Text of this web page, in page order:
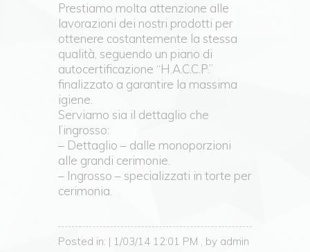
Prestiamo molta attenzione alle
lavorazioni dei nostri prodotti per
ottenere costantemente la stessa
qualità, seguendo un piano di
autocertificazione “H.A.C.C.P.”
finalizzato a garantire la massima
igiene.
Serviamo sia il dettaglio che
l’ingrosso:
– Dettaglio – dalle monoporzioni
alle grandi cerimonie.
– Ingrosso – specializzati in torte per
cerimonia.
Posted in: | 1/03/14 12:01 PM , by admin